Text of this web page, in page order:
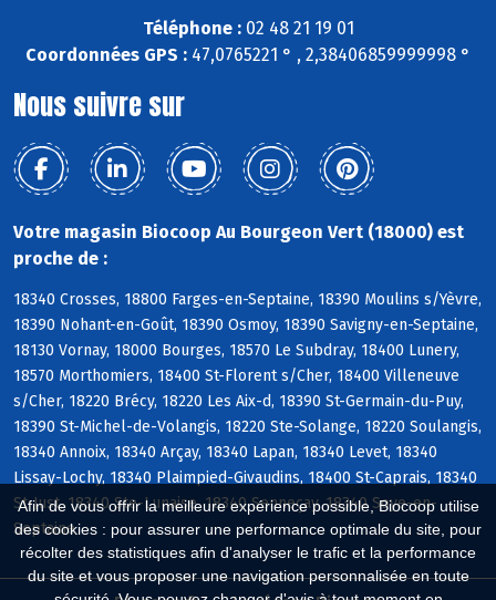
Afin de vous offrir la meilleure expérience possible, Biocoop utilise
des cookies : pour assurer une performance optimale du site, pour
récolter des statistiques afin d'analyser le trafic et la performance
du site et vous proposer une navigation personnalisée en toute
Téléphone :02 48 21 19 01
Coordonnées GPS : 47,0765221 ° , 2,38406859999998 °
Nous suivre sur
Votre magasin Biocoop Au Bourgeon Vert (18000) est
proche de :
18340 Crosses, 18800 Farges-en-Septaine, 18390 Moulins s/Yèvre,
18390 Nohant-en-Goût, 18390 Osmoy, 18390 Savigny-en-Septaine,
18130 Vornay, 18000 Bourges, 18570 Le Subdray, 18400 Lunery,
18570 Morthomiers, 18400 St-Florent s/Cher, 18400 Villeneuve
s/Cher, 18220 Brécy, 18220 Les Aix-d, 18390 St-Germain-du-Puy,
18390 St-Michel-de-Volangis, 18220 Ste-Solange, 18220 Soulangis,
18340 Annoix, 18340 Arçay, 18340 Lapan, 18340 Levet, 18340
Lissay-Lochy, 18340 Plaimpied-Givaudins, 18400 St-Caprais, 18340
St-Just, 18340 Ste-Lunaise, 18340 Senneçay, 18340 Soye-en-
Septaine